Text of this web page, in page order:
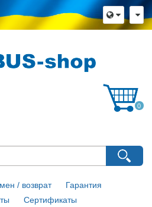
0
/ возврат
Гарантия
Сертификаты